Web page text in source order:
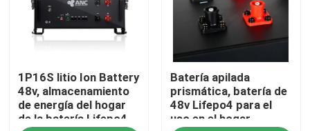
Inicio
1P16S litio Ion Battery
48v, almacenamiento
de energía del hogar
de la batería Lifepo4
Batería apilada
prismática, batería de
48v Lifepo4 para el
uso en el hogar